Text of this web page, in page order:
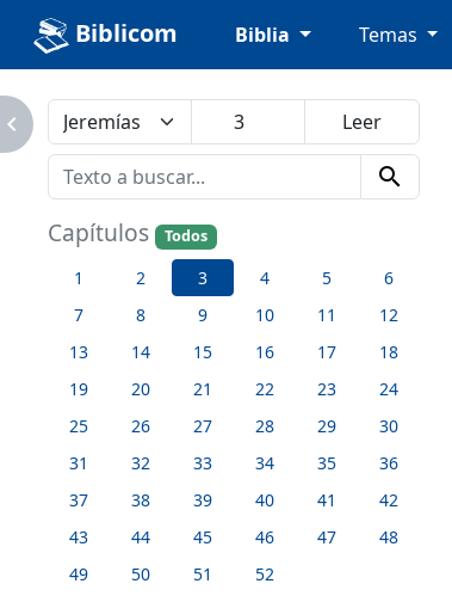
Biblicom Biblia Temas
search
Capítulos Todos
1 2 3 4 5
6
7
8 9 10 11
12
13
14 15 16 17
18
19
20 21 22 23
24
25
26 27 28 29
30
31
32 33 34 35
36
37
38 39 40 41
42
43
44 45 46 47
48
49
50 51 52